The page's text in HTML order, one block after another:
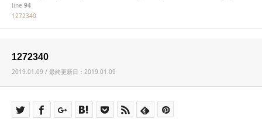
line 94
1272340
1272340
2019.01.09 / 最終更新日：2019.01.09